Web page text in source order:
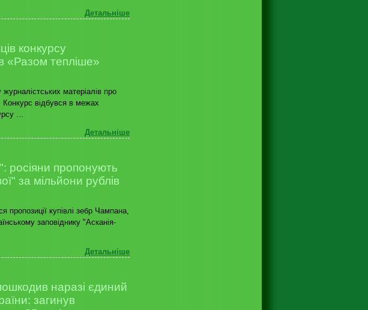
Детальніше
конкурсу
«Разом тепліше»
матеріалів про
Конкурс відбувся в межах
...
Детальніше
росіяни пропонують
за мільйони рублів
пропозиції купівлі зебр Чампана,
заповіднику "Асканія-
Детальніше
наразі єдиний
загинув